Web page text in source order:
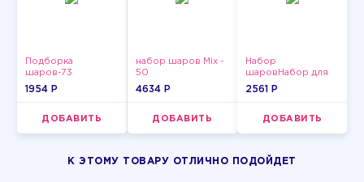
Подборка
шаров-73
1954 P
ДОБАВИТЬ
набор шаров Mix -
50
4634 P
ДОБАВИТЬ
Набор
шаровНабор для
мужчин-12
2561 P
ДОБАВИТЬ
К ЭТОМУ ТОВАРУ ОТЛИЧНО ПОДОЙДЕТ